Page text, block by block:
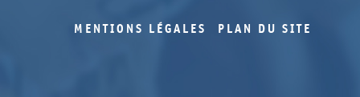
MENTIONS LÉGALES PLAN DU SITE